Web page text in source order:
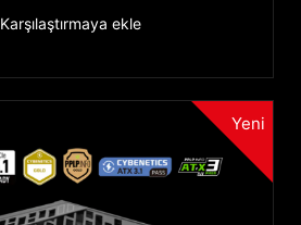
Karşılaştırmaya ekle
Yeni